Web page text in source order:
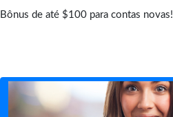
Bônus de até $100 para contas novas!